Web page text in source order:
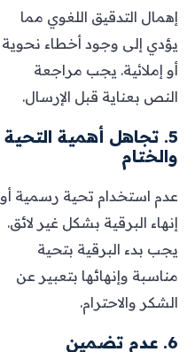
إهمال التدقيق اللغوي مما
يؤدي إلى وجود أخطاء نحوية
أو إملائية. يجب مراجعة
النص بعناية قبل الإرسال.
5. تجاهل أهمية التحية
والختام
عدم استخدام تحية رسمية أو
إنهاء البرقية بشكل غير لائق.
يجب بدء البرقية بتحية
مناسبة وإنهائها بتعبير عن
الشكر والاحترام.
6. عدم تضمين